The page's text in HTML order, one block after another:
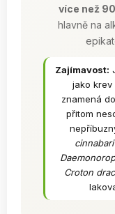
více než
hlavně na
Zajímavost:
jako krev
znamená
přitom
cinnabari
Croton